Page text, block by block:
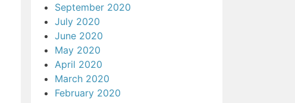
September 2020
July 2020
June 2020
May 2020
April 2020
March 2020
February 2020